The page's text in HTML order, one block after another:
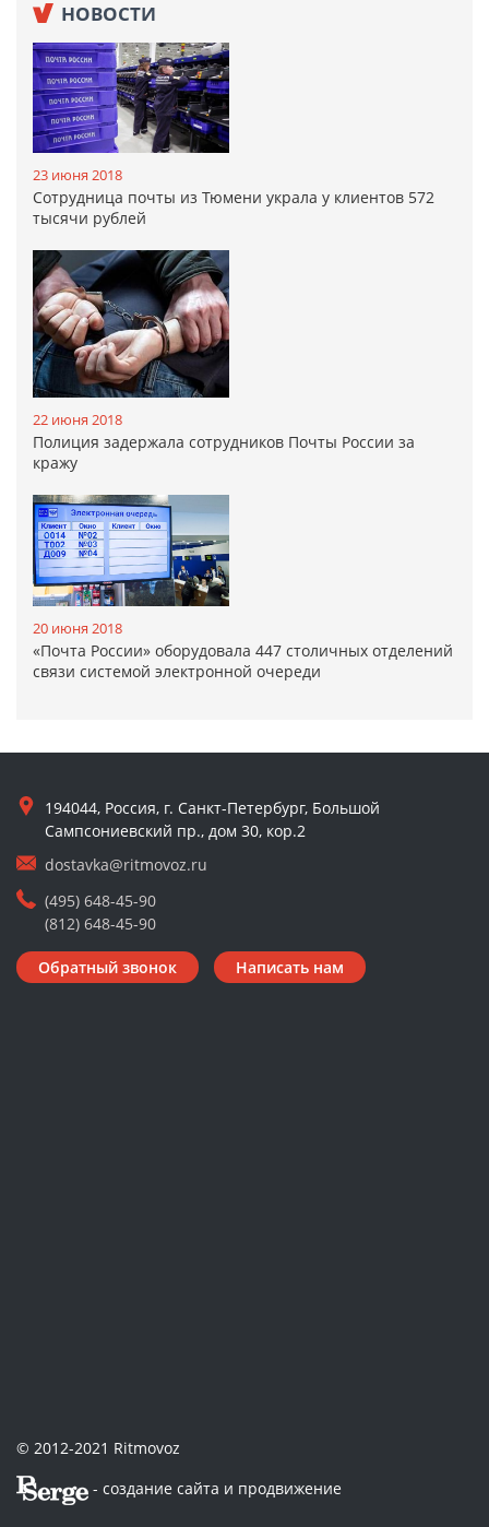
НОВОСТИ
23 июня 2018
Сотрудница почты из Тюмени украла у клиентов 572
тысячи рублей
22 июня 2018
Полиция задержала сотрудников Почты России за
кражу
20 июня 2018
«Почта России» оборудовала 447 столичных отделений
связи системой электронной очереди
194044, Россия, г. Санкт-Петербург, Большой
Сампсониевский пр., дом 30, кор.2
dostavka@ritmovoz.ru
(495) 648-45-90
(812) 648-45-90
Обратный звонок Написать нам
© 2012-2021 Ritmovoz
- создание сайта и продвижение